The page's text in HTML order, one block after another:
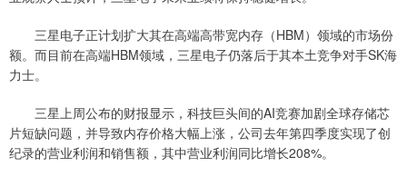
三星电子正计划扩大其在高端高带宽内存（HBM）领域的市场份
额。而目前在高端HBM领域，三星电子仍落后于其本土竞争对手SK海
力士。
三星上周公布的财报显示，科技巨头间的AI竞赛加剧全球存储芯
片短缺问题，并导致内存价格大幅上涨，公司去年第四季度实现了创
纪录的营业利润和销售额，其中营业利润同比增长208%。